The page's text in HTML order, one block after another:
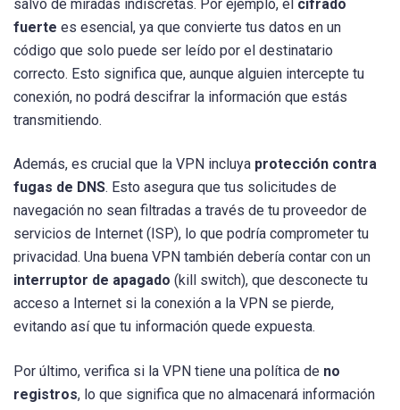
salvo de miradas indiscretas. Por ejemplo, el cifrado
fuerte es esencial, ya que convierte tus datos en un
código que solo puede ser leído por el destinatario
correcto. Esto significa que, aunque alguien intercepte tu
conexión, no podrá descifrar la información que estás
transmitiendo.
Además, es crucial que la VPN incluya protección contra
fugas de DNS. Esto asegura que tus solicitudes de
navegación no sean filtradas a través de tu proveedor de
servicios de Internet (ISP), lo que podría comprometer tu
privacidad. Una buena VPN también debería contar con un
interruptor de apagado (kill switch), que desconecte tu
acceso a Internet si la conexión a la VPN se pierde,
evitando así que tu información quede expuesta.
Por último, verifica si la VPN tiene una política de no
registros, lo que significa que no almacenará información